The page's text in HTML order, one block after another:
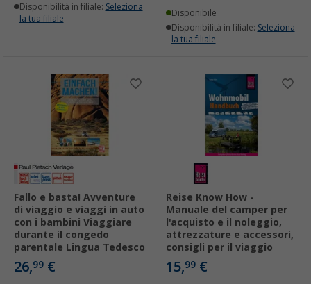
Disponibilità in filiale: Seleziona
la tua filiale
Disponibile
Disponibilità in filiale: Seleziona
la tua filiale
Fallo e basta! Avventure
di viaggio e viaggi in auto
con i bambini Viaggiare
durante il congedo
parentale Lingua Tedesco
26,99 €
Reise Know How -
Manuale del camper per
l'acquisto e il noleggio,
attrezzature e accessori,
consigli per il viaggio
15,99 €